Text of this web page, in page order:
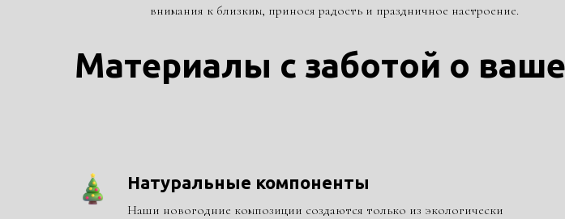
внимания к близким, принося радость и праздничное настроение.
Материалы с заботой о
Натуральные компоненты
Наши новогодние композиции создаются только из экологически